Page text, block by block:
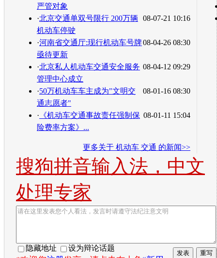
严管对象
08-07-21 10:16
·北京交通单双号限行 200万辆
机动车停驶
08-04-26 08:30
·河南省交通厅:现行机动车号牌
亟待更新
08-04-12 09:29
·北京私人机动车交通安全服务
管理中心成立
08-01-16 08:30
·50万机动车车主成为"文明交
通志愿者"
08-01-11 15:04
· 《机动车交通事故责任强制保
险费率方案》...
更多关于 机动车 交通 的新闻>>
搜狗拼音输入法，中文
处理专家
隐藏地址 设为辩论话题